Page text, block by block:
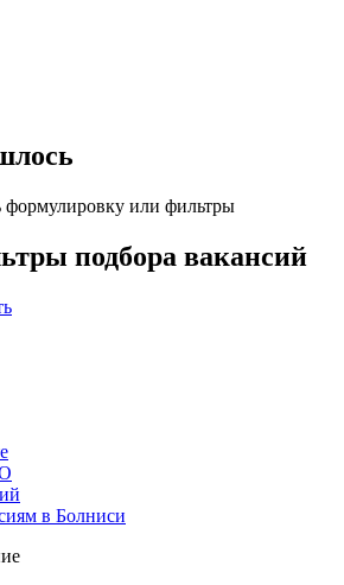
формулировку или фильтры
подбора вакансий
в Болниси